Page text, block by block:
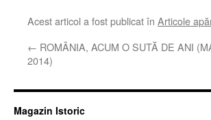
Acest articol a fost publicat în Articole
← ROMÂNIA, ACUM O SUTĂ DE ANI
2014)
Magazin Istoric